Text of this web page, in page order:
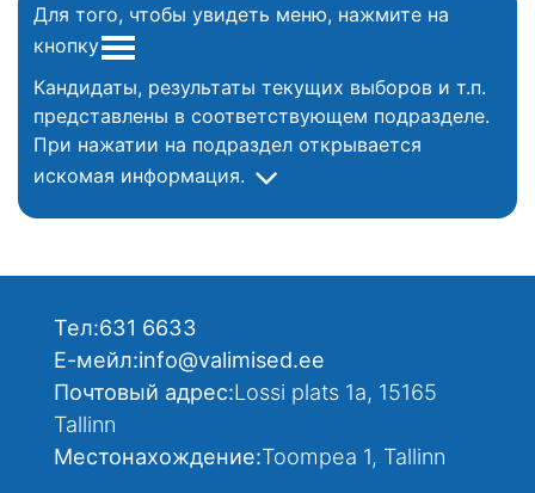
Для того, чтобы увидеть меню, нажмите на
кнопку
Кандидаты, результаты текущих выборов и т.п.
представлены в соответствующем подразделе.
При нажатии на подраздел открывается
искомая информация.
Тел:631 6633
Е-мейл:info@valimised.ee
Почтовый адрес:Lossi plats 1a, 15165
Tallinn
Местонахождение:Toompea 1, Tallinn